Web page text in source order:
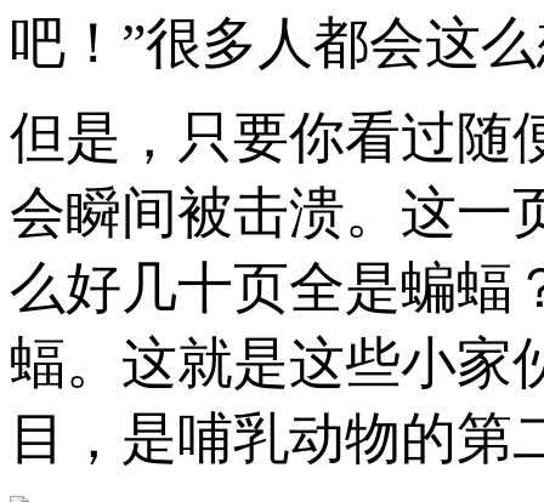
吧！”很多人都会这
但是，只要你看过随
会瞬间被击溃。这
么好几十页全是蝙蝠
蝠。这就是这些小家
目，是哺乳动物的第